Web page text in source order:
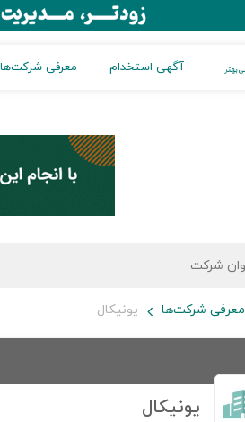
آگهی استخدام معرفی شرکت‌ها
معرفی شرکت‌ها یونیکال
یونیکال